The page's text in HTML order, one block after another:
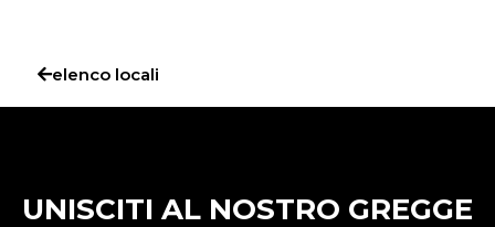
elenco locali
UNISCITI AL NOSTRO GREGGE